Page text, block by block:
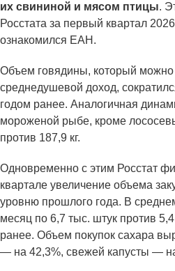
их свининой и мясом птицы.
Росстата за первый квартал
ознакомился ЕАН.
Объем говядины, который можно
среднедушевой доход,
годом ранее. Аналогичная
мороженой рыбе, кроме
против 187,9 кг.
Одновременно с этим Росстат
квартале увеличение объема
уровню прошлого года. В
месяц по 6,7 тыс. штук против
ранее. Объем покупок сахара
— на 42,3%, свежей капусты —